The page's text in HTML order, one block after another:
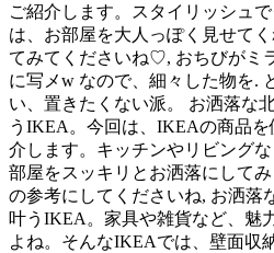
ご紹介します。スタイリッシュ
は、お部屋を大人っぽく見せて
てみてくださいね♡, おちびがミ
に写メw なので、細々した物を.
い、置きたくない派。 お洒落な
うIKEA。今回は、IKEAの商品
介します。キッチンやリビング
部屋をスッキリとお洒落にして
の参考にしてくださいね, お洒落
叶うIKEA。家具や雑貨など、魅
よね。そんなIKEAでは、壁面収